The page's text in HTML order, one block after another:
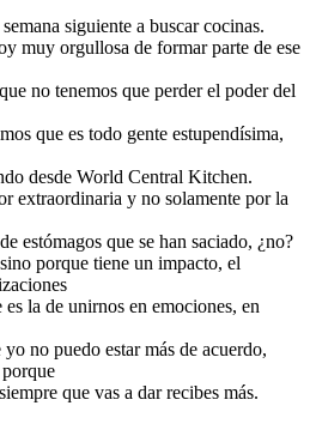
siguiente a buscar cocinas.
muy orgullosa de formar parte de ese
no tenemos que perder el poder del
que es todo gente estupendísima,
desde World Central Kitchen.
extraordinaria y no solamente por la
estómagos que se han saciado, ¿no?
porque tiene un impacto, el
la de unirnos en emociones, en
no puedo estar más de acuerdo,
que vas a dar recibes más.